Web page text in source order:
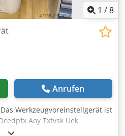
1 /8
Anrufen
Werkzeugvoreinstellgerät ist
Aoy Txtvsk Uek